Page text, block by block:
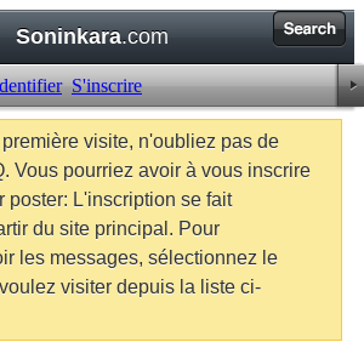
Soninkara.com
S'inscrire
visite, n'oubliez pas de
Vous pourriez avoir à vous inscrire
poster: L'inscription se fait
du site principal. Pour
les messages, sélectionnez le
visiter depuis la liste ci-